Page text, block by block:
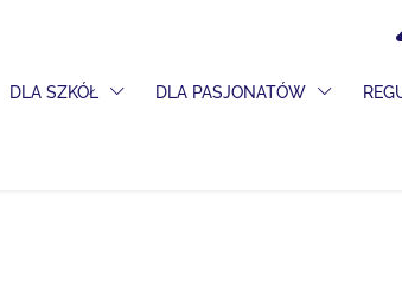
DLA SZKÓŁ PRZEŁĄCZ MENU ROZWIJANE
DLA PASJONATÓW